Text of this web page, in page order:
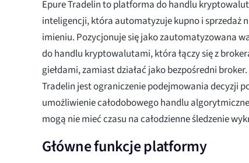
Epure Tradelin to platforma do handlu
inteligencji, która automatyzuje kupno i sprzedaż
imieniu. Pozycjonuje się jako zautomatyzowana
do handlu kryptowalutami, która łączy się z
giełdami, zamiast działać jako bezpośredni
Tradelin jest ograniczenie podejmowania decyzji
umożliwienie całodobowego handlu
mogą nie mieć czasu na całodzienne śledzenie
Główne funkcje platformy